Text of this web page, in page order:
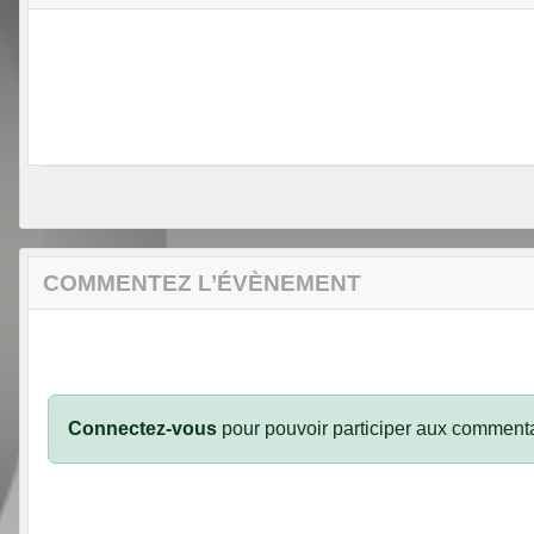
COMMENTEZ L’ÉVÈNEMENT
Connectez-vous pour pouvoir participer aux